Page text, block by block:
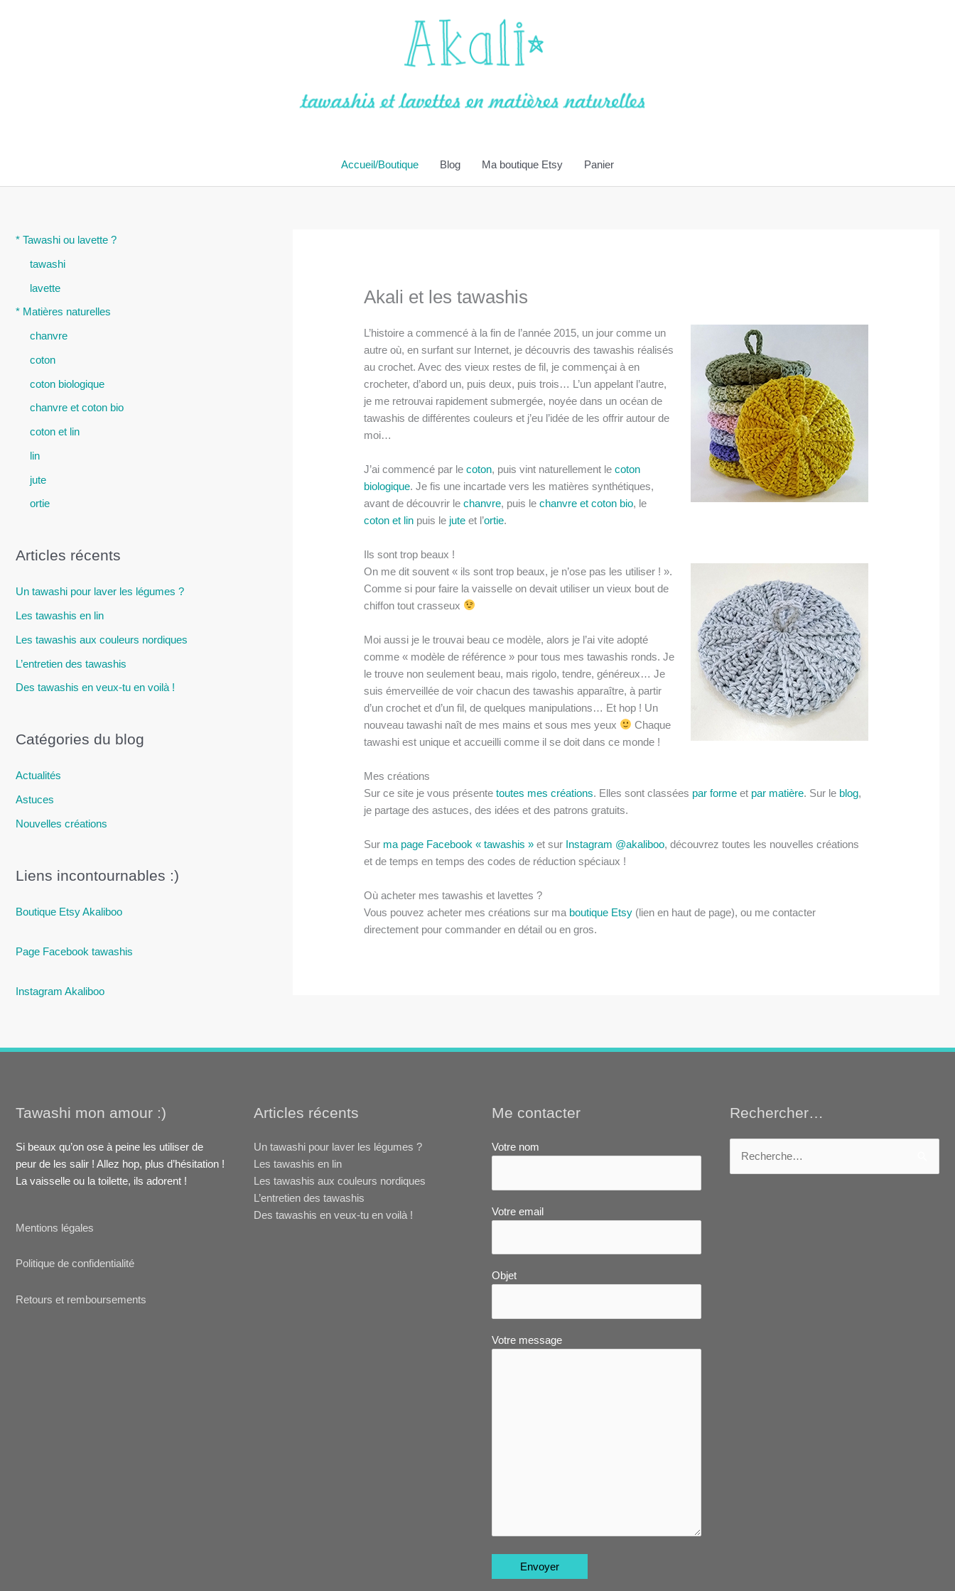
Accueil/Boutique Blog Ma boutique Etsy Panier
* Tawashi ou lavette ?
tawashi
lavette
* Matières naturelles
chanvre
coton
coton biologique
chanvre et coton bio
coton et lin
lin
jute
ortie
Articles récents
Un tawashi pour laver les légumes ?
Les tawashis en lin
Les tawashis aux couleurs nordiques
L’entretien des tawashis
Des tawashis en veux-tu en voilà !
Catégories du blog
Actualités
Astuces
Nouvelles créations
Liens incontournables :)
Boutique Etsy Akaliboo
Page Facebook tawashis
Instagram Akaliboo
Akali et les tawashis
L’histoire a commencé à la fin de l’année 2015, un jour comme un
autre où, en surfant sur Internet, je découvris des tawashis réalisés
au crochet. Avec des vieux restes de fil, je commençai à en
crocheter, d’abord un, puis deux, puis trois… L’un appelant l’autre,
je me retrouvai rapidement submergée, noyée dans un océan de
tawashis de différentes couleurs et j’eu l’idée de les offrir autour de
moi…
J’ai commencé par lecoton, puis vint naturellement lecoton
biologique. Je fis une incartade vers les matières synthétiques,
avant de découvrir lechanvre, puis lechanvre et coton bio, le
coton et lin puis le jute et l’ortie.
Ils sont trop beaux !
On me dit souvent « ils sont trop beaux, je n’ose pas les utiliser ! ».
Comme si pour faire la vaisselle on devait utiliser un vieux bout de
chiffon tout crasseux
Moi aussi je le trouvai beau ce modèle, alors je l’ai vite adopté
comme « modèle de référence » pour tous mes tawashis ronds. Je
le trouve non seulement beau, mais rigolo, tendre, généreux… Je
suis émerveillée de voir chacun des tawashis apparaître, à partir
d’un crochet et d’un fil, de quelques manipulations… Et hop ! Un
nouveau tawashi naît de mes mains et sous mes yeux
Chaque
tawashi est unique et accueilli comme il se doit dans ce monde !
Mes créations
Sur ce site je vous présentetoutes mes créations. Elles sont classées par forme et par matière. Sur le blog,
je partage des astuces, des idées et des patrons gratuits.
Sur ma page Facebook « tawashis » et sur Instagram @akaliboo, découvrez toutes les nouvelles créations
et de temps en temps des codes de réduction spéciaux !
Où acheter mes tawashis et lavettes ?
Vous pouvez acheter mes créations sur ma boutique Etsy (lien en haut de page), ou me contacter
directement pour commander en détail ou en gros.
Tawashi mon amour :)
Si beaux qu’on ose à peine les utiliser de
peur de les salir ! Allez hop, plus d’hésitation !
La vaisselle ou la toilette, ils adorent !
Mentions légales
Politique de confidentialité
Retours et remboursements
Articles récents
Un tawashi pour laver les légumes ?
Les tawashis en lin
Les tawashis aux couleurs nordiques
L’entretien des tawashis
Des tawashis en veux-tu en voilà !
Me contacter
Votre nom
Votre email
Objet
Votre message
Rechercher…